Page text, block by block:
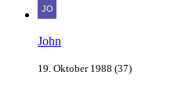
John
19. Oktober 1988 (37)